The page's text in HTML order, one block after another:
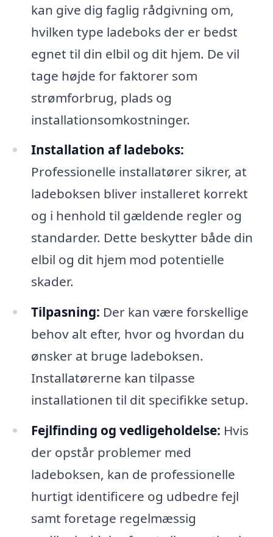
kan give dig faglig rådgivning om,
hvilken type ladeboks der er bedst
egnet til din elbil og dit hjem. De vil
tage højde for faktorer som
strømforbrug, plads og
installationsomkostninger.
Installation af ladeboks:
Professionelle installatører sikrer, at
ladeboksen bliver installeret korrekt
og i henhold til gældende regler og
standarder. Dette beskytter både din
elbil og dit hjem mod potentielle
skader.
Tilpasning: Der kan være forskellige
behov alt efter, hvor og hvordan du
ønsker at bruge ladeboksen.
Installatørerne kan tilpasse
installationen til dit specifikke setup.
Fejlfinding og vedligeholdelse: Hvis
der opstår problemer med
ladeboksen, kan de professionelle
hurtigt identificere og udbedre fejl
samt foretage regelmæssig